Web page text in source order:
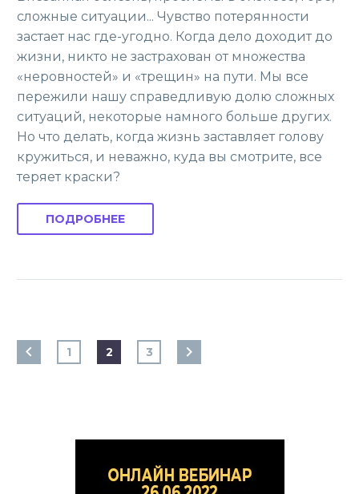
сложные ситуации... Чувство потерянности
застает нас где-угодно. Когда дело доходит до
жизни, никто не застрахован от множества
«неровностей» и «трещин» на пути. Мы все
пережили нашу справедливую долю сложных
ситуаций, некоторые намного больше других.
Но что делать, когда жизнь заставляет голову
кружиться, и неважно, куда вы смотрите, все
теряет краски?
ПОДРОБНЕЕ
1 2 3